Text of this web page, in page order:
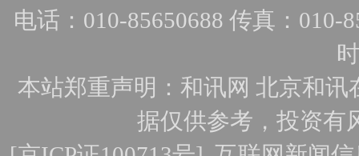
电话：010-85650688 传真：010-
本站郑重声明：和讯网 北京和
据仅供参考，投资有